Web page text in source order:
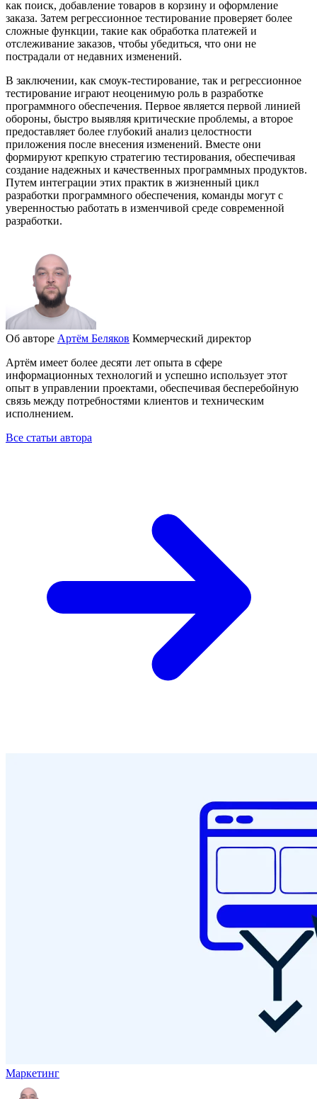
как поиск, добавление товаров в корзину и оформление
заказа. Затем регрессионное тестирование проверяет более
сложные функции, такие как обработка платежей и
отслеживание заказов, чтобы убедиться, что они не
пострадали от недавних изменений.
В заключении, как смоук-тестирование, так и регрессионное
тестирование играют неоценимую роль в разработке
программного обеспечения. Первое является первой линией
обороны, быстро выявляя критические проблемы, а второе
предоставляет более глубокий анализ целостности
приложения после внесения изменений. Вместе они
формируют крепкую стратегию тестирования, обеспечивая
создание надежных и качественных программных продуктов.
Путем интеграции этих практик в жизненный цикл
разработки программного обеспечения, команды могут с
уверенностью работать в изменчивой среде современной
разработки.
Об авторе Артём Беляков Коммерческий директор
Артём имеет более десяти лет опыта в сфере
информационных технологий и успешно использует этот
опыт в управлении проектами, обеспечивая бесперебойную
связь между потребностями клиентов и техническим
исполнением.
Все статьи автора
Маркетинг